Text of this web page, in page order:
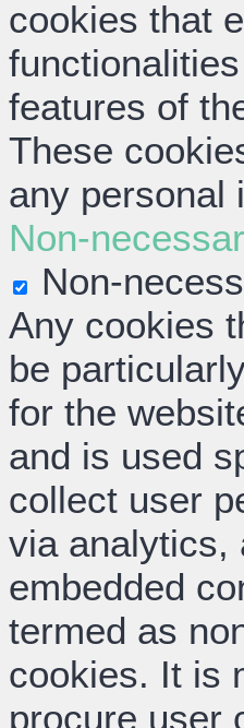
cookies that
features of
These
any personal
Non-
Non-
Any cookies
be
for the
and is used
collect user
via analytics,
embedded
termed as
cookies. It is
procure user